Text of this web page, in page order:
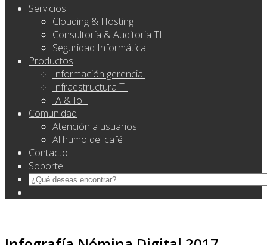
Servicios
Clouding & Hosting
Consultoría & Auditoria TI
Seguridad Informática
Productos
Información gerencial
Infraestructura TI
IA & IoT
Comunidad
Atención a usuarios
Al humo del café
Contacto
Soporte